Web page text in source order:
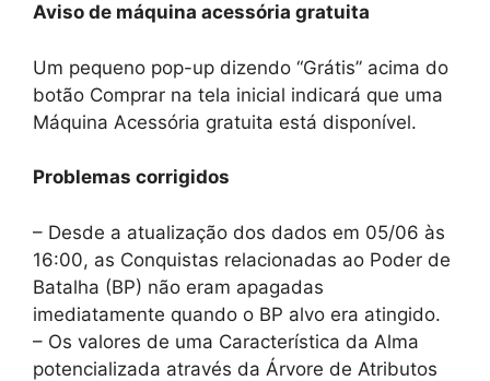
Aviso de máquina acessória gratuita
Um pequeno pop-up dizendo “Grátis” acima do
botão Comprar na tela inicial indicará que uma
Máquina Acessória gratuita está disponível.
Problemas corrigidos
– Desde a atualização dos dados em 05/06 às
16:00, as Conquistas relacionadas ao Poder de
Batalha (BP) não eram apagadas
imediatamente quando o BP alvo era atingido.
– Os valores de uma Característica da Alma
potencializada através da Árvore de Atributos